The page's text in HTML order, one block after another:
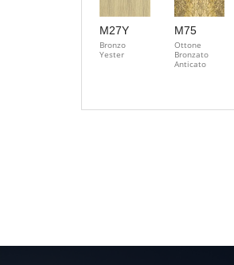
M27Y
Bronzo
Yester
M75
Ottone
Bronzato
Anticato